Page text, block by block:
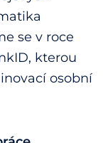
se v roce
kterou
osobní